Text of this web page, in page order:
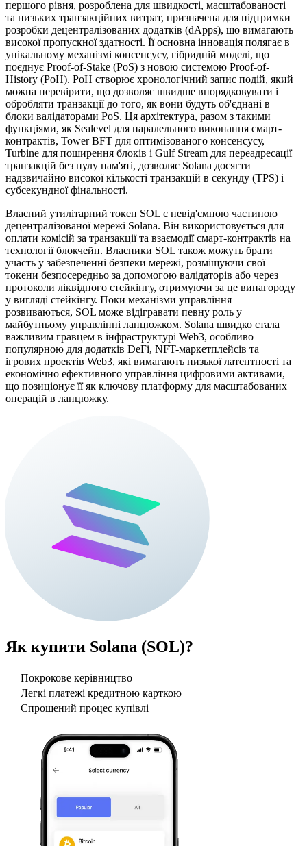
першого рівня, розроблена для швидкості, масштабованості
та низьких транзакційних витрат, призначена для підтримки
розробки децентралізованих додатків (dApps), що вимагають
високої пропускної здатності. Її основна інновація полягає в
унікальному механізмі консенсусу, гібридній моделі, що
поєднує Proof-of-Stake (PoS) з новою системою Proof-of-
History (PoH). PoH створює хронологічний запис подій, який
можна перевірити, що дозволяє швидше впорядковувати і
обробляти транзакції до того, як вони будуть об'єднані в
блоки валідаторами PoS. Ця архітектура, разом з такими
функціями, як Sealevel для паралельного виконання смарт-
контрактів, Tower BFT для оптимізованого консенсусу,
Turbine для поширення блоків і Gulf Stream для переадресації
транзакцій без пулу пам'яті, дозволяє Solana досягти
надзвичайно високої кількості транзакцій в секунду (TPS) і
субсекундної фінальності.
Власний утилітарний токен SOL є невід'ємною частиною
децентралізованої мережі Solana. Він використовується для
оплати комісій за транзакції та взаємодії смарт-контрактів на
технології блокчейн. Власники SOL також можуть брати
участь у забезпеченні безпеки мережі, розміщуючи свої
токени безпосередньо за допомогою валідаторів або через
протоколи ліквідного стейкінгу, отримуючи за це винагороду
у вигляді стейкінгу. Поки механізми управління
розвиваються, SOL може відігравати певну роль у
майбутньому управлінні ланцюжком. Solana швидко стала
важливим гравцем в інфраструктурі Web3, особливо
популярною для додатків DeFi, NFT-маркетплейсів та
ігрових проектів Web3, які вимагають низької латентності та
економічно ефективного управління цифровими активами,
що позиціонує її як ключову платформу для масштабованих
операцій в ланцюжку.
Як купити Solana (SOL)?
Покрокове керівництво
Легкі платежі кредитною карткою
Спрощений процес купівлі